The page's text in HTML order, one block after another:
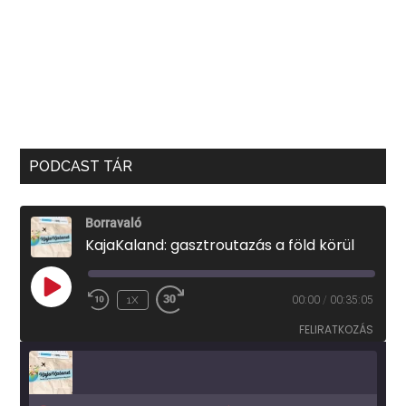
PODCAST TÁR
Borravaló
KajaKaland: gasztroutazás a föld körül
PLAY
EPISODE
1X 00:00 / 00:35:05
FELIRATKOZÁS